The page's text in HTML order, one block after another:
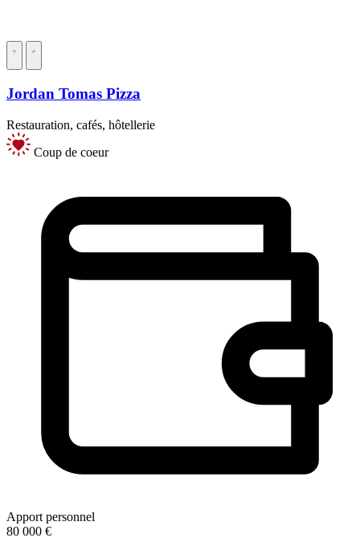
Jordan Tomas Pizza
Restauration, cafés, hôtellerie
Coup de coeur
Apport personnel
80 000 €